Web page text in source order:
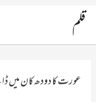
قلم
عورت کا دودھ کان میں